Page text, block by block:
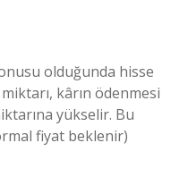
olduğunda hisse
kârın ödenmesi
yükselir. Bu
fiyat beklenir)